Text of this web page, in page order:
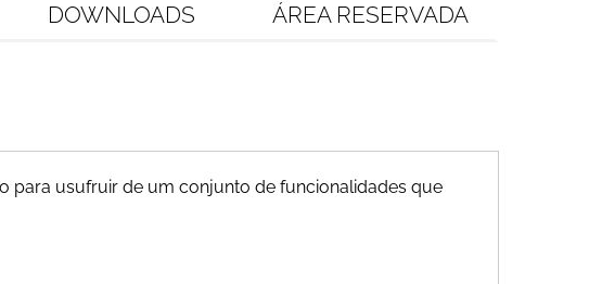
DOWNLOADS ÁREA RESERVADA
para usufruir de um conjunto de funcionalidades que